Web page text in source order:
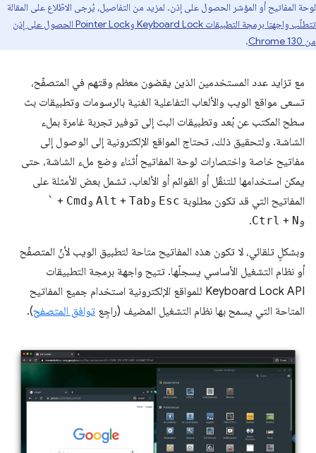
لوحة المفاتيح أو المؤشر الحصول على إذن. لمزيد من التفاصيل، يُرجى الاطّلاع على المقالة
تتطلّب واجهتا برمجة التطبيقات Keyboard Lock وPointer Lock الحصول على إذن
من Chrome 130
.
مع تزايد عدد المستخدمين الذين يقضون معظم وقتهم في المتصفّح،
تسعى مواقع الويب والألعاب التفاعلية الغنية بالرسومات وتطبيقات بث
سطح المكتب عن بُعد وتطبيقات البث إلى توفير تجربة غامرة بملء
الشاشة. ولتحقيق ذلك، تحتاج المواقع الإلكترونية إلى الوصول إلى
مفاتيح خاصة واختصارات لوحة المفاتيح أثناء وضع ملء الشاشة، حتى
يمكن استخدامها للتنقّل أو القوائم أو الألعاب. تشمل بعض الأمثلة على
المفاتيح التي قد تكون مطلوبة Esc و Alt + Tab وCmd
+
`
و Ctrl + N
.
وبشكلٍ تلقائي، لا تكون هذه المفاتيح متاحة لتطبيق الويب لأنّ المتصفّح
أو نظام التشغيل الأساسي يسجلّها. تتيح واجهة برمجة التطبيقات
Keyboard Lock API للمواقع الإلكترونية استخدام جميع المفاتيح
المتاحة التي يسمح بها نظام التشغيل المضيف (راجِع توافق المتصفح).